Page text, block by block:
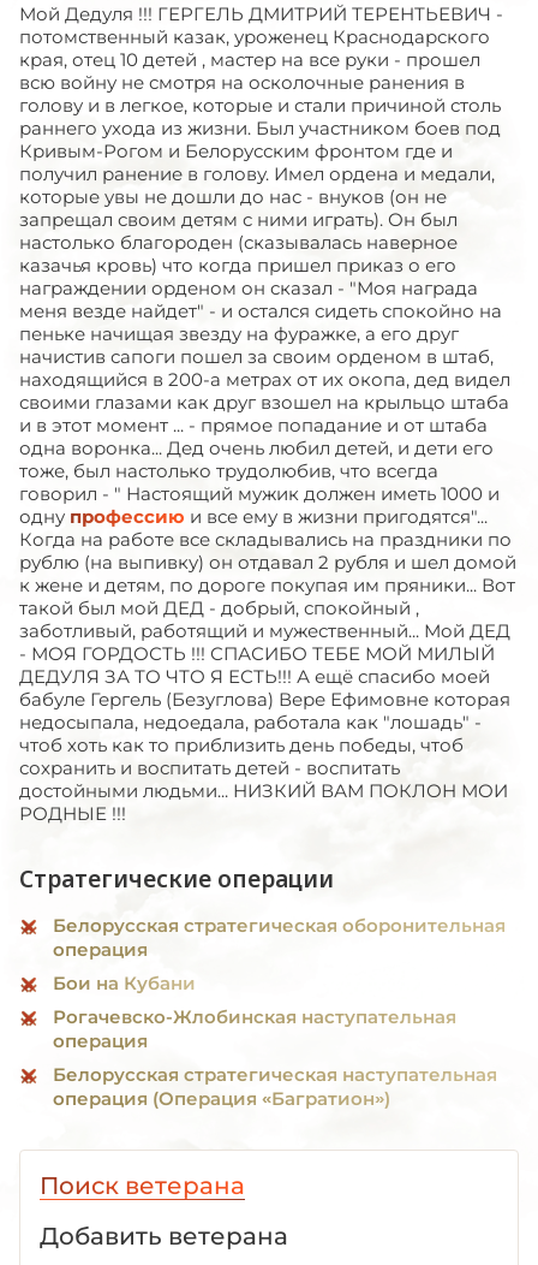
Мой Дедуля !!! ГЕРГЕЛЬ ДМИТРИЙ ТЕРЕНТЬЕВИЧ -
потомственный казак, уроженец Краснодарского
края, отец 10 детей , мастер на все руки - прошел
всю войну не смотря на осколочные ранения в
голову и в легкое, которые и стали причиной столь
раннего ухода из жизни. Был участником боев под
Кривым-Рогом и Белорусским фронтом где и
получил ранение в голову. Имел ордена и медали,
которые увы не дошли до нас - внуков (он не
запрещал своим детям с ними играть). Он был
настолько благороден (сказывалась наверное
казачья кровь) что когда пришел приказ о его
награждении орденом он сказал - "Моя награда
меня везде найдет" - и остался сидеть спокойно на
пеньке начищая звезду на фуражке, а его друг
начистив сапоги пошел за своим орденом в штаб,
находящийся в 200-а метрах от их окопа, дед видел
своими глазами как друг взошел на крыльцо штаба
и в этот момент ... - прямое попадание и от штаба
одна воронка... Дед очень любил детей, и дети его
тоже, был настолько трудолюбив, что всегда
говорил - " Настоящий мужик должен иметь 1000 и
одну профессию и все ему в жизни пригодятся"...
Когда на работе все складывались на праздники по
рублю (на выпивку) он отдавал 2 рубля и шел домой
к жене и детям, по дороге покупая им пряники... Вот
такой был мой ДЕД - добрый, спокойный ,
заботливый, работящий и мужественный... Мой ДЕД
- МОЯ ГОРДОСТЬ !!! СПАСИБО ТЕБЕ МОЙ МИЛЫЙ
ДЕДУЛЯ ЗА ТО ЧТО Я ЕСТЬ!!! А ещё спасибо моей
бабуле Гергель (Безуглова) Вере Ефимовне которая
недосыпала, недоедала, работала как "лошадь" -
чтоб хоть как то приблизить день победы, чтоб
сохранить и воспитать детей - воспитать
достойными людьми... НИЗКИЙ ВАМ ПОКЛОН МОИ
РОДНЫЕ !!!
Стратегические операции
Белорусская стратегическая оборонительная
операция
Бои на Кубани
Рогачевско-Жлобинская наступательная
операция
Белорусская стратегическая наступательная
операция (Операция «Багратион»)
Поиск ветерана
Добавить ветерана